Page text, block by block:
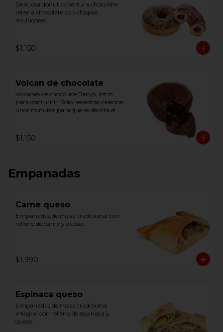
Deliciosa donut cobertura chocolate
rellena chocolate con chispas
multicores.
$1.150
Volcan de chocolate
Volcanes de chocolate Berlys, listos
para consumir. Solo necesitas calentar
unos minutos para que se derrita el
$1.150
Empanadas
Carne queso
Empanadas de masa tradicional con
relleno de carne y queso.
$1.990
Espinaca queso
Empanadas de masa tradicional
integral con relleno de espinaca y
queso.